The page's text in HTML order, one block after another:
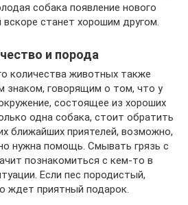
собака появление нового
вскоре станет хорошим другом.
и порода
количества животных также
знаком, говорящим о том, что у
состоящее из хороших
одна собака, стоит обратить
ближайших приятелей, возможно,
нужна помощь. Смывать грязь с
познакомиться с кем-то в
Если пес породистый,
ждет приятный подарок.